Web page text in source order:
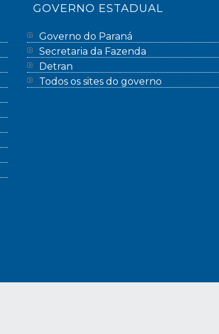
GOVERNO ESTADUAL
Governo do Paraná
Secretaria da Fazenda
Detran
Todos os sites do governo